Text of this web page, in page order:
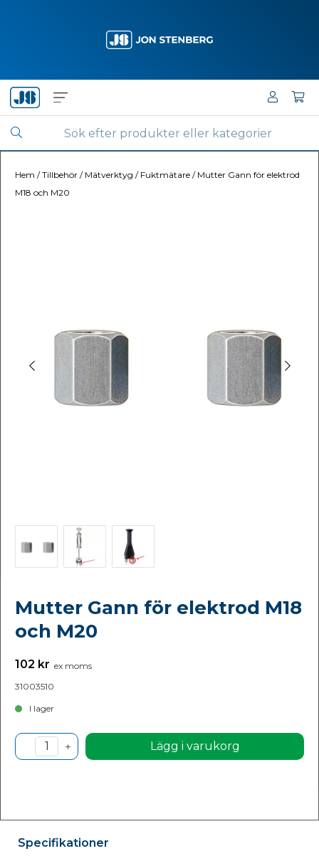
Hem /Tillbehör / Mätverktyg / Fuktmätare / Mutter Gann för elektrod
M18 och M20
Mutter Gann för elektrod M18
och M20
102 kr ex moms
31003510
I lager
Lägg i varukorg
Specifikationer